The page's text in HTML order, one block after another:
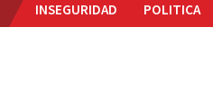
INSEGURIDAD POLITICA